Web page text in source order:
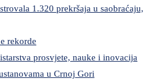
1.320 prekršaja u saobraćaju,
rekorde
prosvjete, nauke i inovacija
u Crnoj Gori